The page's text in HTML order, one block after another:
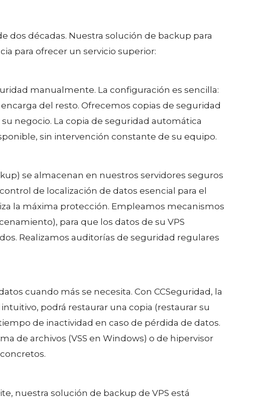
dos décadas. Nuestra solución de backup para
para ofrecer un servicio superior:
manualmente. La configuración es sencilla:
del resto. Ofrecemos copias de seguridad
negocio. La copia de seguridad automática
sin intervención constante de su equipo.
se almacenan en nuestros servidores seguros
de localización de datos esencial para el
la máxima protección. Empleamos mecanismos
para que los datos de su VPS
Realizamos auditorías de seguridad regulares
cuando más se necesita. Con CCSeguridad, la
podrá restaurar una copia (restaurar su
de inactividad en caso de pérdida de datos.
de archivos (VSS en Windows) o de hipervisor
nuestra solución de backup de VPS está